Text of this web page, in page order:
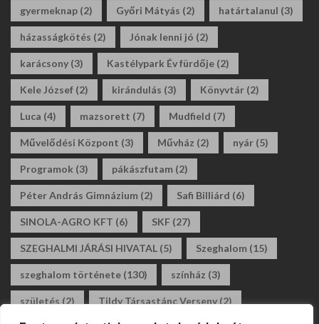
gyermeknap (2) Győri Mátyás (2) határtalanul (3)
házasságkötés (2) Jónak lenni jó (2)
karácsony (3) Kastélypark Év fürdője (2)
Kele József (2) kirándulás (3) Könyvtár (2)
Luca (4) mazsorett (7) Mudfield (7)
Művelődési Központ (3) Művház (2) nyár (5)
Programok (3) pákászfutam (2)
Péter András Gimnázium (2) Safi Billiárd (6)
SINOLA-AGRO KFT (6) SKF (27)
SZEGHALMI JÁRÁSI HIVATAL (5) Szeghalom (15)
szeghalom története (130) színház (3)
születés (2) Tildy Társastánc Verseny (2)